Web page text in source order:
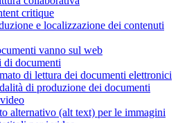
critique
e localizzazione dei contenuti
vanno sul web
di documenti
di lettura dei documenti elettronici
di produzione dei documenti
alternativo (alt text) per le immagini